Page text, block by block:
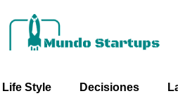
Life Style Decisiones